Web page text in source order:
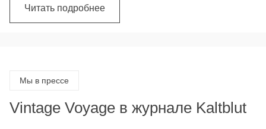
Читать подробнее
Мы в прессе
Vintage Voyage в журнале Kaltblut